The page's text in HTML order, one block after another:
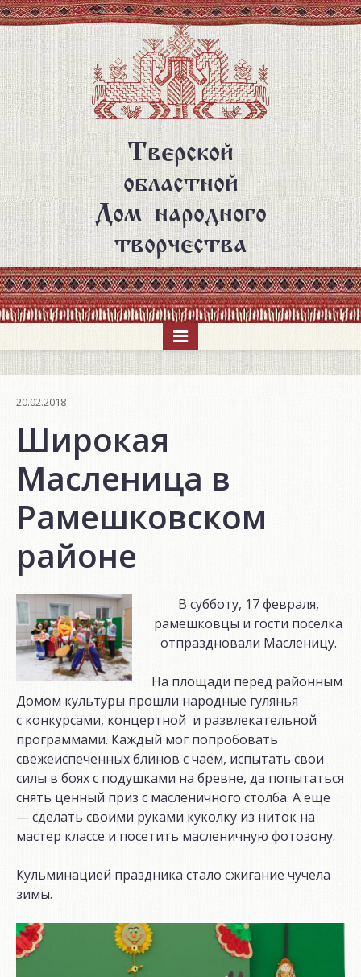
Перейти
к
основному
содержанию
Тверской
областной
Дом народного
творчества
20.02.2018
Широкая
Масленица в
Рамешковском
районе
В субботу, 17 февраля,
рамешковцы и гости поселка
отпраздновали Масленицу.
На площади перед районным
Домом культуры прошли народные гулянья
с конкурсами, концертной и развлекательной
программами. Каждый мог попробовать
свежеиспеченных блинов с чаем, испытать свои
силы в боях с подушками на бревне, да попытаться
снять ценный приз с масленичного столба. А ещё
— сделать своими руками куколку из ниток на
мастер классе и посетить масленичную фотозону.
Кульминацией праздника стало сжигание чучела
зимы.